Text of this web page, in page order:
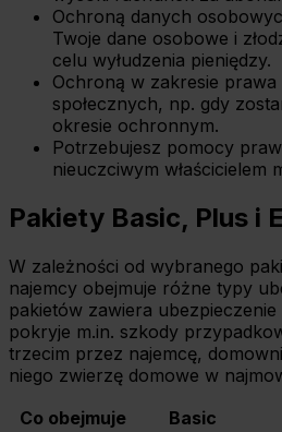
Ochroną danych
Twoje dane osobowe i
celu wyłudzenia pieniędzy.
Ochroną w zakresie
społecznych, np. gdy
okresie ochronnym.
Potrzebujesz pomocy
nieuczciwym właścicielem
Pakiety Basic, Plus i
W zależności od wybranego
najemcy obejmuje różne typy
pakietów zawiera
pokryje m.in. szkody
trzecim przez najemcę,
niego zwierzę domowe w
Co obejmuje
Basic